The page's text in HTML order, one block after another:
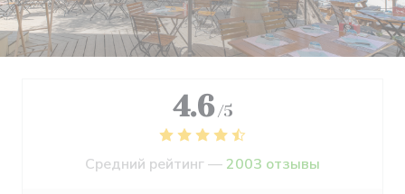
4.6 /5
Средний рейтинг — 2003 отзывы